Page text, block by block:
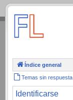
.
Índice general
Temas sin respuesta
Identificarse